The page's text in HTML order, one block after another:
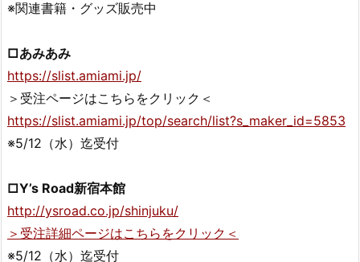
※関連書籍・グッズ販売中
□あみあみ
https://slist.amiami.jp/
＞受注ページはこちらをクリック＜
https://slist.amiami.jp/top/search/list?s_maker_id=5853
※5/12（水）迄受付
□Y’s Road新宿本館
http://ysroad.co.jp/shinjuku/
＞受注詳細ページはこちらをクリック＜
※5/12（水）迄受付